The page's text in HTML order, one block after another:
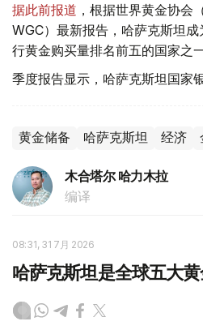
据此前报道 ，根据世界黄金协
WGC）最新报告，哈萨克斯坦
行黄金购买量排名前五的国家之一
季度报告显示，哈萨克斯坦国家
黄金储备 哈萨克斯坦 经济
木合塔尔 哈力木拉
编译
08:31, 31 7月 2026
哈萨克斯坦是全球五大